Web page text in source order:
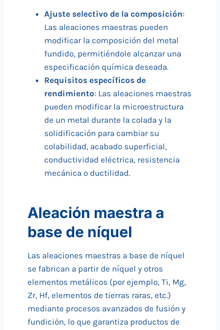
Ajuste selectivo de la composición:
Las aleaciones maestras pueden
modificar la composición del metal
fundido, permitiéndole alcanzar una
especificación química deseada.
Requisitos específicos de
rendimiento: Las aleaciones maestras
pueden modificar la microestructura
de un metal durante la colada y la
solidificación para cambiar su
colabilidad, acabado superficial,
conductividad eléctrica, resistencia
mecánica o ductilidad.
Aleación maestra a
base de níquel
Las aleaciones maestras a base de níquel
se fabrican a partir de níquel y otros
elementos metálicos (por ejemplo, Ti, Mg,
Zr, Hf, elementos de tierras raras, etc.)
mediante procesos avanzados de fusión y
fundición, lo que garantiza productos de